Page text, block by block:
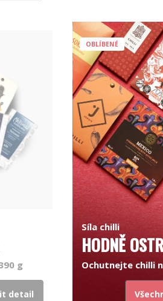
g
detail
OBLÍBENÉ
Síla chilli
HODNĚ
Ochutnejte chilli